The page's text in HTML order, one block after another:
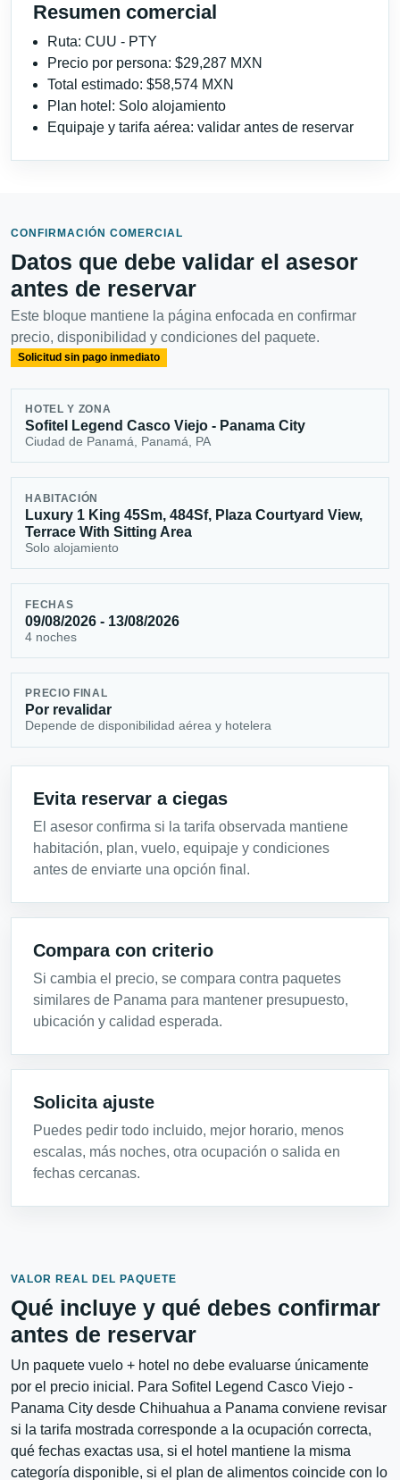
Resumen comercial
Ruta: CUU - PTY
Precio por persona: $29,287 MXN
Total estimado: $58,574 MXN
Plan hotel: Solo alojamiento
Equipaje y tarifa aérea: validar antes de reservar
CONFIRMACIÓN COMERCIAL
Datos que debe validar el asesor
antes de reservar
Este bloque mantiene la página enfocada en confirmar
precio, disponibilidad y condiciones del paquete.
Solicitud sin pago inmediato
HOTEL Y ZONA
Sofitel Legend Casco Viejo - Panama City
Ciudad de Panamá, Panamá, PA
HABITACIÓN
Luxury 1 King 45Sm, 484Sf, Plaza Courtyard View,
Terrace With Sitting Area
Solo alojamiento
FECHAS
09/08/2026 - 13/08/2026
4 noches
PRECIO FINAL
Por revalidar
Depende de disponibilidad aérea y hotelera
Evita reservar a ciegas
El asesor confirma si la tarifa observada mantiene
habitación, plan, vuelo, equipaje y condiciones
antes de enviarte una opción final.
Compara con criterio
Si cambia el precio, se compara contra paquetes
similares de Panama para mantener presupuesto,
ubicación y calidad esperada.
Solicita ajuste
Puedes pedir todo incluido, mejor horario, menos
escalas, más noches, otra ocupación o salida en
fechas cercanas.
VALOR REAL DEL PAQUETE
Qué incluye y qué debes confirmar
antes de reservar
Un paquete vuelo + hotel no debe evaluarse únicamente
por el precio inicial. Para Sofitel Legend Casco Viejo -
Panama City desde Chihuahua a Panama conviene revisar
si la tarifa mostrada corresponde a la ocupación correcta,
qué fechas exactas usa, si el hotel mantiene la misma
categoría disponible, si el plan de alimentos coincide con lo